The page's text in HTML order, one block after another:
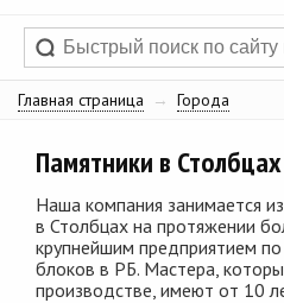
Главная страница → Города
Памятники в
Наша компания занимается
в Столбцах на протяжении
крупнейшим предприятием
блоков в РБ. Мастера,
производстве, имеют от 10